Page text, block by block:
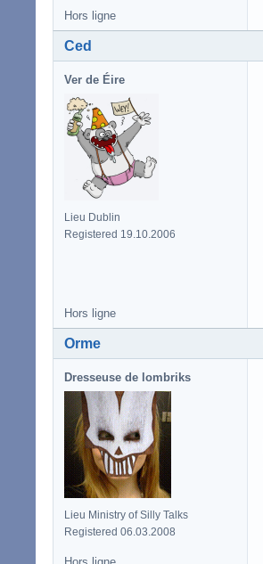
Hors ligne
Ced
Ver de Éire
Lieu Dublin
Registered 19.10.2006
Hors ligne
Orme
Dresseuse de lombriks
Lieu Ministry of Silly Talks
Registered 06.03.2008